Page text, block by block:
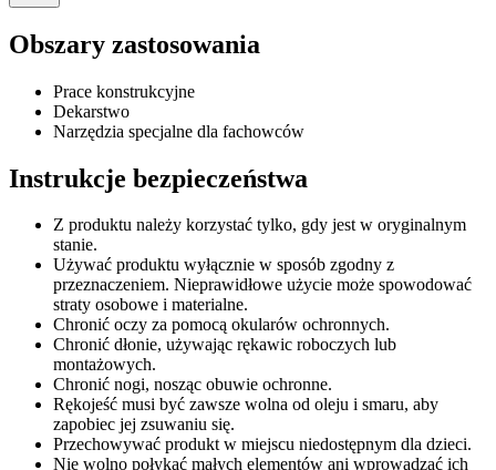
Obszary zastosowania
Prace konstrukcyjne
Dekarstwo
Narzędzia specjalne dla fachowców
Instrukcje bezpieczeństwa
Z produktu należy korzystać tylko, gdy jest w oryginalnym
stanie.
Używać produktu wyłącznie w sposób zgodny z
przeznaczeniem. Nieprawidłowe użycie może spowodować
straty osobowe i materialne.
Chronić oczy za pomocą okularów ochronnych.
Chronić dłonie, używając rękawic roboczych lub
montażowych.
Chronić nogi, nosząc obuwie ochronne.
Rękojeść musi być zawsze wolna od oleju i smaru, aby
zapobiec jej zsuwaniu się.
Przechowywać produkt w miejscu niedostępnym dla dzieci.
Nie wolno połykać małych elementów ani wprowadzać ich